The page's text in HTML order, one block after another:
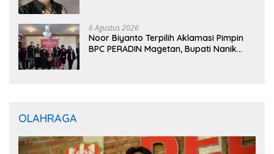
6 Agustus 2026
Noor Biyanto Terpilih Aklamasi Pimpin
BPC PERADIN Magetan, Bupati Nanik
OLAHRAGA